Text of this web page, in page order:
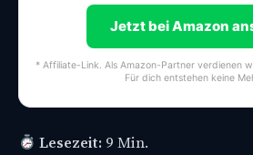
Jetzt bei Amazon
* Affiliate-Link. Als Amazon-Partner verdienen
Für dich entstehen keine
Lesezeit:9 Min.